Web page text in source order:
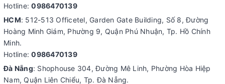
Hotline:0986470139
HCM: 512-513 Officetel, Garden Gate Building, Số 8, Đường
Hoàng Minh Giám, Phường 9, Quận Phú Nhuận, Tp. Hồ Chính
Minh.
Hotline:0986470139
Đà Nẵng: Shophouse 304, Đường Mê Linh, Phường Hòa Hiệp
Nam, Quận Liên Chiểu, Tp. Đà Nẵng.